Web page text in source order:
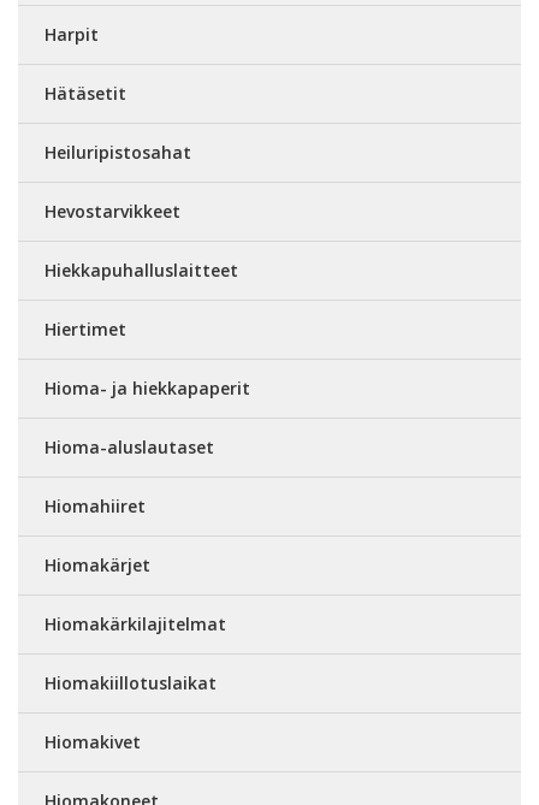
Harpit
Hätäsetit
Heiluripistosahat
Hevostarvikkeet
Hiekkapuhalluslaitteet
Hiertimet
Hioma- ja hiekkapaperit
Hioma-aluslautaset
Hiomahiiret
Hiomakärjet
Hiomakärkilajitelmat
Hiomakiillotuslaikat
Hiomakivet
Hiomakoneet